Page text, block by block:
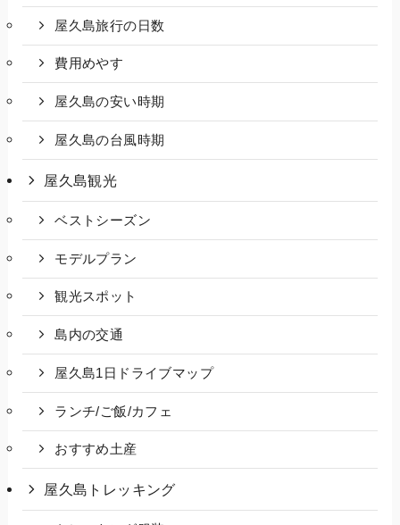
屋久島旅行の日数
費用めやす
屋久島の安い時期
屋久島の台風時期
屋久島観光
ベストシーズン
モデルプラン
観光スポット
島内の交通
屋久島1日ドライブマップ
ランチ/ご飯/カフェ
おすすめ土産
屋久島トレッキング